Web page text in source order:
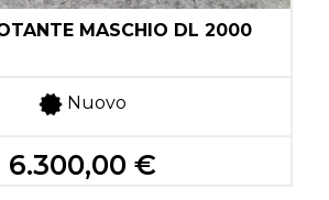
MASCHIO DL 2000
Nuovo
6.300,00 €